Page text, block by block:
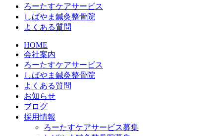
ろーたすケアサービス
しばやま鍼灸整骨院
よくある質問
HOME
会社案内
ろーたすケアサービス
しばやま鍼灸整骨院
よくある質問
お知らせ
ブログ
採用情報
ろーたすケアサービス募集